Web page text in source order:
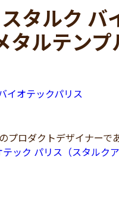
タルク バ
タルテン
イオテックパリス
ロダクトデザイナーで
ック パリス（スタルクア